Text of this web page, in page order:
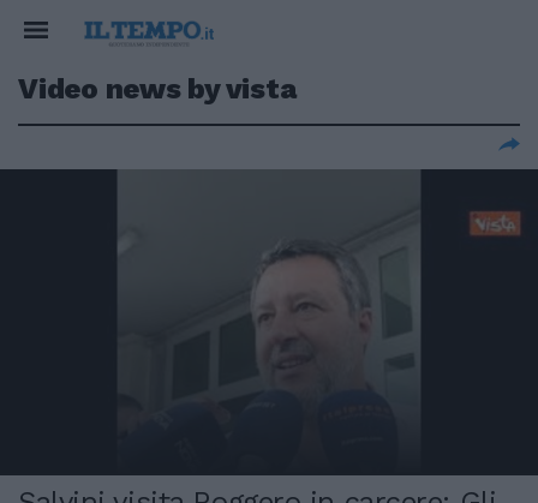
Video news by vista